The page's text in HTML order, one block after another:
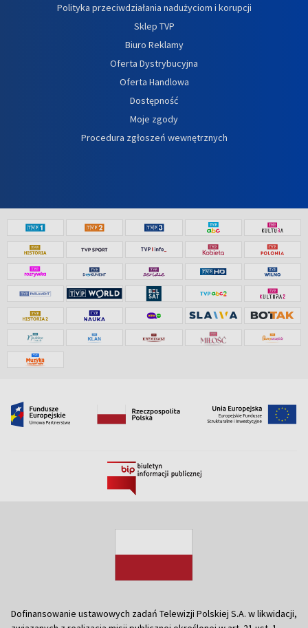
Polityka przeciwdziałania nadużyciom i korupcji
Sklep TVP
Biuro Reklamy
Oferta Dystrybucyjna
Oferta Handlowa
Dostępność
Moje zgody
Procedura zgłoszeń wewnętrznych
Dofinansowanie ustawowych zadań Telewizji Polskiej S.A. w likwidacji,